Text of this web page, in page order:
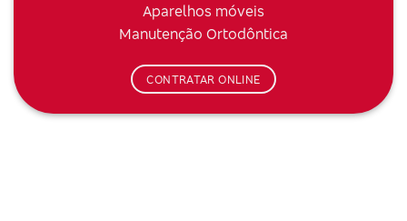
Aparelhos móveis
Manutenção Ortodôntica
CONTRATAR ONLINE